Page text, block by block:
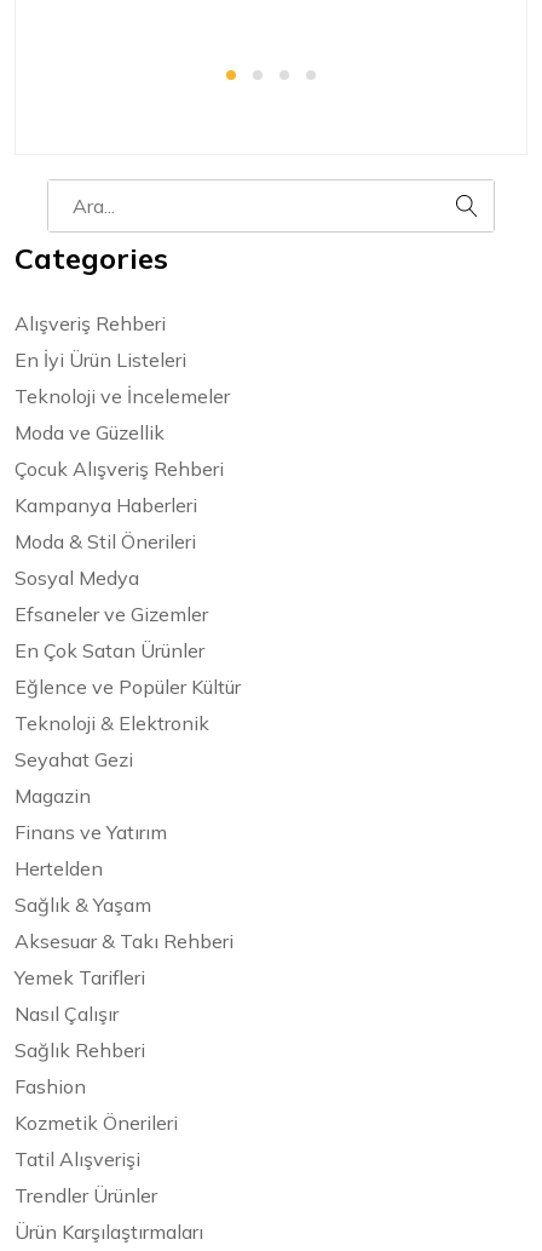
Categories
Alışveriş Rehberi
En İyi Ürün Listeleri
Teknoloji ve İncelemeler
Moda ve Güzellik
Çocuk Alışveriş Rehberi
Kampanya Haberleri
Moda & Stil Önerileri
Sosyal Medya
Efsaneler ve Gizemler
En Çok Satan Ürünler
Eğlence ve Popüler Kültür
Teknoloji & Elektronik
Seyahat Gezi
Magazin
Finans ve Yatırım
Hertelden
Sağlık & Yaşam
Aksesuar & Takı Rehberi
Yemek Tarifleri
Nasıl Çalışır
Sağlık Rehberi
Fashion
Kozmetik Önerileri
Tatil Alışverişi
Trendler Ürünler
Ürün Karşılaştırmaları